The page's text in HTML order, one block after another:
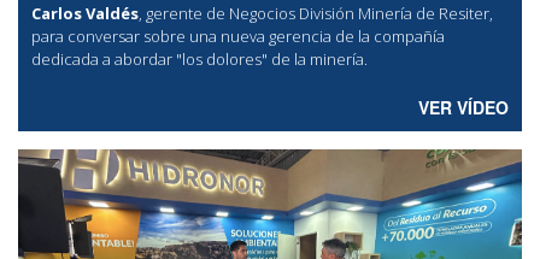
Carlos Valdés, gerente de Negocios División Minería de Resiter,
para conversar sobre una nueva gerencia de la compañía
dedicada a abordar "los dolores" de la minería.
VER VÍDEO